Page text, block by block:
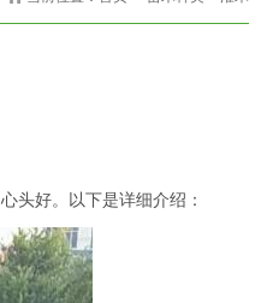
头好。以下是详细介绍：